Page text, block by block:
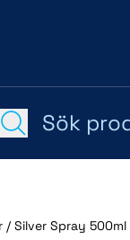
/ Silver Spray 500ml